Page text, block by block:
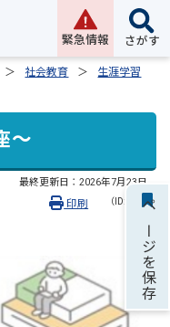
緊急情報 さがす
社会教育
生涯学習
～
最終更新日： 2026年7月23日
（ID:2351）
印刷
ページを保存